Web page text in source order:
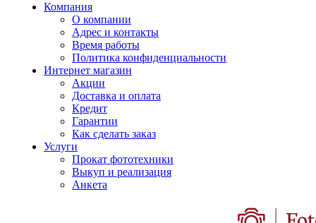
Компания
О компании
Адрес и контакты
Время работы
Политика конфиденциальности
Интернет магазин
Акции
Доставка и оплата
Кредит
Гарантии
Как сделать заказ
Услуги
Прокат фототехники
Выкуп и реализация
Анкета